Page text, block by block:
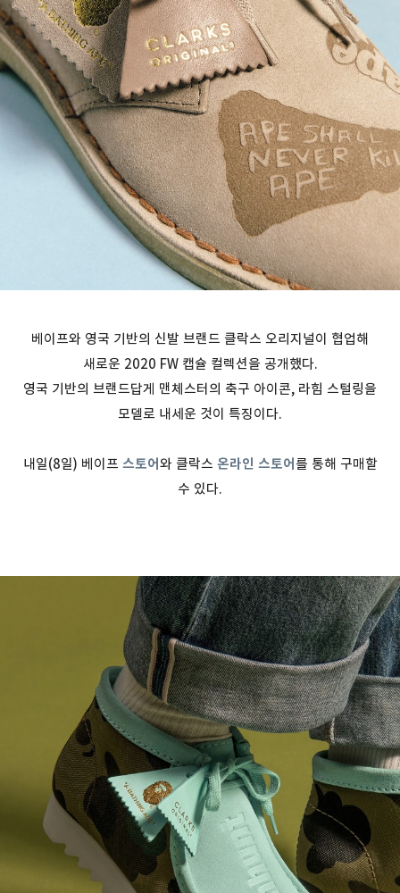
베이프와 영국 기반의 신발 브랜드 클락스 오리지널이 협업해
새로운 2020 FW 캡슐 컬렉션을 공개했다.
영국 기반의 브랜드답게 맨체스터의 축구 아이콘, 라힘 스털링을
모델로 내세운 것이 특징이다.
내일(8일) 베이프 스토어와 클락스 온라인 스토어를 통해 구매할
수 있다.